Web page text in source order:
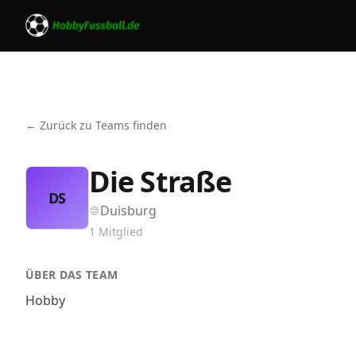
← Zurück zu Teams finden
DS Die Straße
Duisburg
1 Mitglied
ÜBER DAS TEAM
Hobby